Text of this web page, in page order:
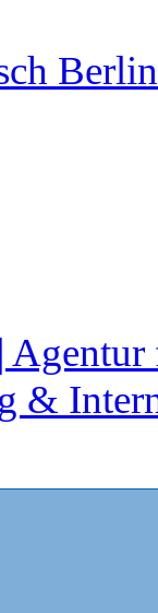
Berlin
Agentur
&